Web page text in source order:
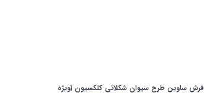
فرش ساوین طرح سیوان شکلاتی کلکسیون آویژه